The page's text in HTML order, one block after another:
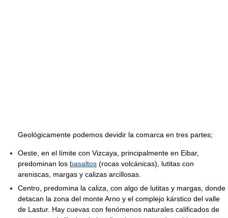
Geológicamente podemos devidir la comarca en tres partes;
Oeste, en el límite con Vizcaya, principalmente en Eibar,
predominan los basaltos (rocas volcánicas), lutitas con
areniscas, margas y calizas arcillosas.
Centro, predomina la caliza, con algo de lutitas y margas, donde
detacan la zona del monte Arno y el complejo kárstico del valle
de Lastur. Hay cuevas con fenómenos naturales calificados de